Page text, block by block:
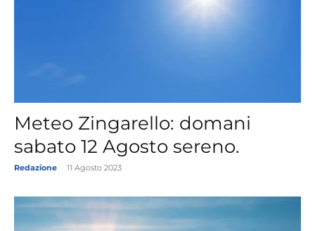
Meteo Zingarello: domani
sabato 12 Agosto sereno.
Redazione 11 Agosto 2023